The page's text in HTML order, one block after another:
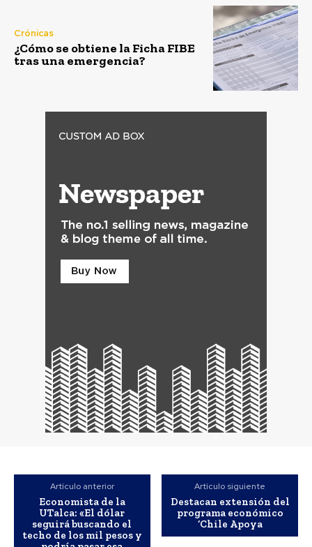
Crónicas
¿Cómo se obtiene la Ficha FIBE
tras una emergencia?
Artículo anterior
Economista de la
UTalca: «El dólar
seguirá buscando el
techo de los mil pesos y
Artículo siguiente
Destacan extensión del
programa económico
‘Chile Apoya